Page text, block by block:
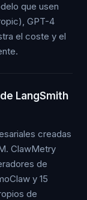
que usen
GPT-4
el coste y el
LangSmith
creadas
ClawMetry
de
y 15
de